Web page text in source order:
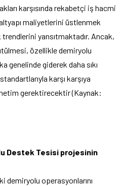
karşısında rekabetçi iş hacmi
maliyetlerini üstlenmek
yansıtmaktadır. Ancak,
özellikle demiryolu
genelinde giderek daha sıkı
karşı karşıya
gerektirecektir (Kaynak:
Destek Tesisi projesinin
demiryolu operasyonlarını